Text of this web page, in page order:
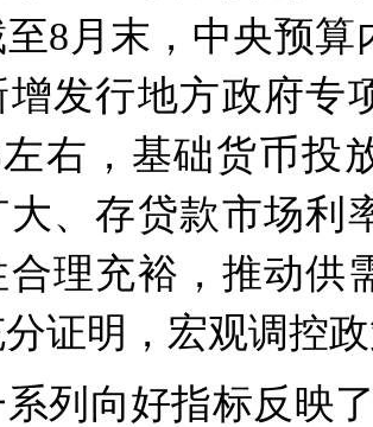
8月末，中央预算
增发行地方政府专
左右，基础货币投
大、存贷款市场利
合理充裕，推动供
证明，宏观调控
向好指标反映了